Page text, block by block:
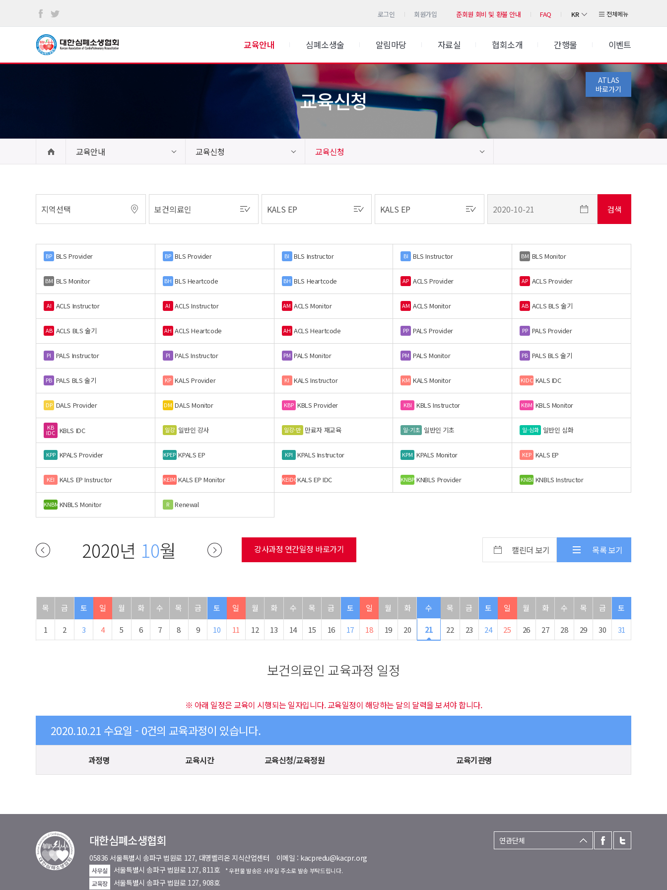
로그인 회원가입 준회원 회비 및 환불 안내 FAQ KR 전체메뉴
교육안내 심폐소생술 알림마당 자료실 협회소개 간행물 이벤트
ATLAS
바로가기
교육신청
교육안내 교육신청 교육신청
BP BLS Provider BP BLS Provider BI BLS Instructor BI BLS Instructor BM BLS Monitor
BM BLS Monitor BH BLS Heartcode BH BLS Heartcode AP ACLS Provider AP ACLS Provider
AI ACLS Instructor AI ACLS Instructor AM ACLS Monitor AM ACLS Monitor AB ACLS BLS 술기
AB ACLS BLS 술기 AH ACLS Heartcode AH ACLS Heartcode PP PALS Provider PP PALS Provider
PI PALS Instructor PI PALS Instructor PM PALS Monitor PM PALS Monitor PB PALS BLS 술기
PB PALS BLS 술기 KP KALS Provider KI KALS Instructor KM KALS Monitor KIDC KALS IDC
DP DALS Provider DM DALS Monitor KBP KBLS Provider KBI KBLS Instructor KBM KBLS Monitor
KB
IDC KBLS IDC 일강 일반인 강사 일강-만 만료자 재교육 일-기초 일반인 기초 일-심화 일반인 심화
KPP KPALS Provider KPEP KPALS EP KPI KPALS Instructor KPM KPALS Monitor KEP KALS EP
KEI KALS EP Instructor KEIM KALS EP Monitor KEIDCKALS EP IDC KNBP KNBLS Provider KNBI KNBLS Instructor
KNBM KNBLS Monitor R Renewal
2020년 10월 강사과정 연간일정 바로가기 캘린더 보기 목록 보기
목 금 토 일 월 화 수 목 금 토 일 월 화 수 목 금 토 일 월 화 수 목 금 토 일 월 화 수 목 금 토
1 2 3 4 5 6 7 8 9 10 11 12 13 14 15 16 17 18 19 20 21 22 23 24 25 26 27 28 29 30 31
보건의료인 교육과정 일정
※ 아래 일정은 교육이 시행되는 일자입니다. 교육일정이 해당하는 달의 달력을 보셔야 합니다.
2020.10.21 수요일 - 0건의 교육과정이 있습니다.
과정명 교육시간 교육신청/교육정원 교육기관명
대한심폐소생협회
05836 서울특별시 송파구 법원로 127, 대명벨리온 지식산업센터 이메일 : kacpredu@kacpr.org
사무실 서울특별시 송파구 법원로 127, 811호
* 우편물 발송은 사무실 주소로 발송 부탁드립니다.
교육장
서울특별시 송파구 법원로 127, 908호